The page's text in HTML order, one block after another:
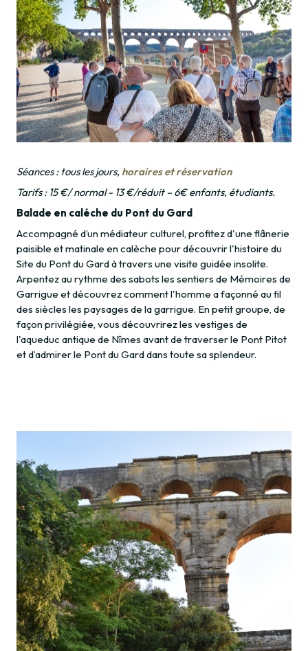
Séances : tous les jours, horaires et réservation
Tarifs : 15 €/ normal - 13 €/réduit – 6€ enfants, étudiants.
Balade en caléche du Pont du Gard
Accompagné d’un médiateur culturel, profitez d'une flânerie
paisible et matinale en calèche pour découvrir l'histoire du
Site du Pont du Gard à travers une visite guidée insolite.
Arpentez au rythme des sabots les sentiers de Mémoires de
Garrigue et découvrez comment l'homme a façonné au fil
des siècles les paysages de la garrigue. En petit groupe, de
façon privilégiée, vous découvrirez les vestiges de
l'aqueduc antique de Nîmes avant de traverser le Pont Pitot
et d’admirer le Pont du Gard dans toute sa splendeur.